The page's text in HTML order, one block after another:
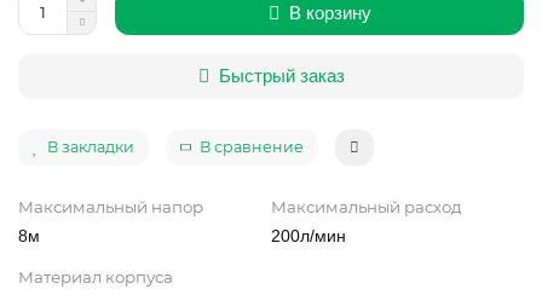
В корзину
Быстрый заказ
В закладки В сравнение
Максимальный напор
8м
Максимальный расход
200л/мин
Материал корпуса